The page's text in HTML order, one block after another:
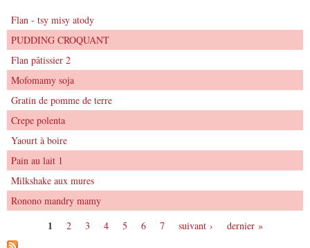
Flan - tsy misy atody
PUDDING CROQUANT
Flan pâtissier 2
Mofomamy soja
Gratin de pomme de terre
Crepe polenta
Yaourt à boire
Pain au lait 1
Milkshake aux mures
Ronono mandry mamy
1 2 3 4 5 6 7 suivant › dernier »